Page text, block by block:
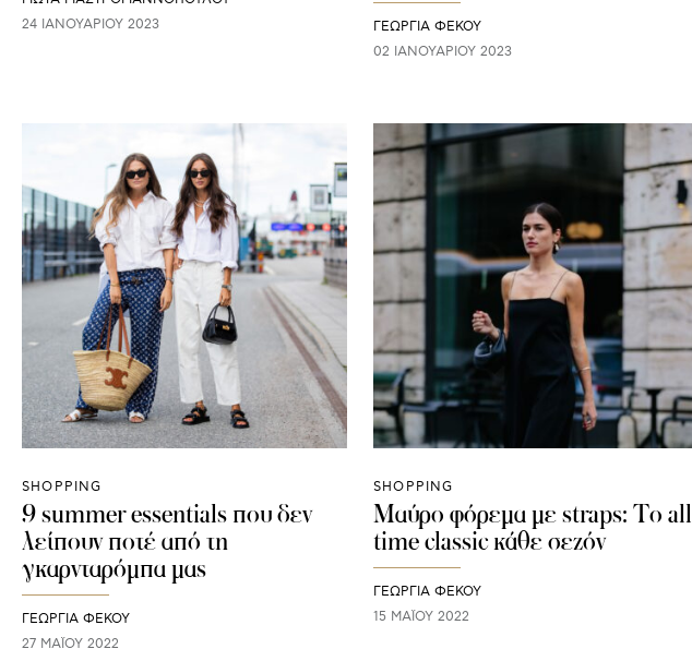
24 ΙΑΝΟΥΑΡΊΟΥ 2023
ΓΕΩΡΓΙΑ ΦΕΚΟΥ
02 ΙΑΝΟΥΑΡΊΟΥ 2023
SHOPPING
9 summer essentials που δεν
λείπουν ποτέ από τη
γκαρνταρόμπα μας
ΓΕΩΡΓΙΑ ΦΕΚΟΥ
27 ΜΑΪ́ΟΥ 2022
SHOPPING
Μαύρο φόρεμα με straps: Το all
time classic κάθε σεζόν
ΓΕΩΡΓΙΑ ΦΕΚΟΥ
15 ΜΑΪ́ΟΥ 2022